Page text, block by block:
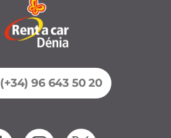
(+34) 96 643 50 20